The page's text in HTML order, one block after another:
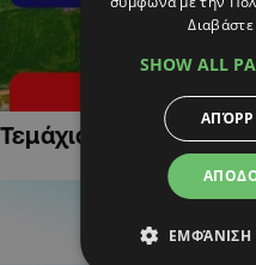
Τεμάχια Γης σε
SHOW ALL
ΕΜΦΆΝΙΣΗ